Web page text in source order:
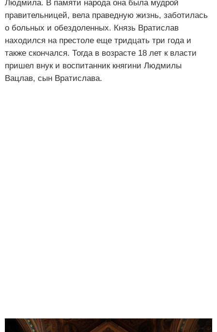
Людмила. В памяти народа она была мудрой
правительницей, вела праведную жизнь, заботилась
о больных и обездоленных. Князь Вратислав
находился на престоле еще тридцать три года и
также скончался. Тогда в возрасте 18 лет к власти
пришел внук и воспитанник княгини Людмилы
Вацлав, сын Вратислава.